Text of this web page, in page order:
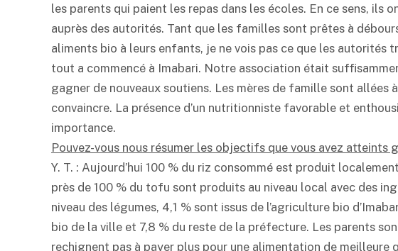
les parents qui paient les repas dans les écoles. En ce sens, ils
auprès des autorités. Tant que les familles sont prêtes à
aliments bio à leurs enfants, je ne vois pas ce que les autorités
tout a commencé à Imabari. Notre association était
gagner de nouveaux soutiens. Les mères de famille sont allées
convaincre. La présence d’un nutritionniste favorable et
importance.
Pouvez-vous nous résumer les objectifs que vous avez atteints
Y. T. : Aujourd’hui 100 % du riz consommé est produit
près de 100 % du tofu sont produits au niveau local avec des
niveau des légumes, 4,1 % sont issus de l’agriculture bio
bio de la ville et 7,8 % du reste de la préfecture. Les parents
rechignent pas à payer plus pour une alimentation de meilleure